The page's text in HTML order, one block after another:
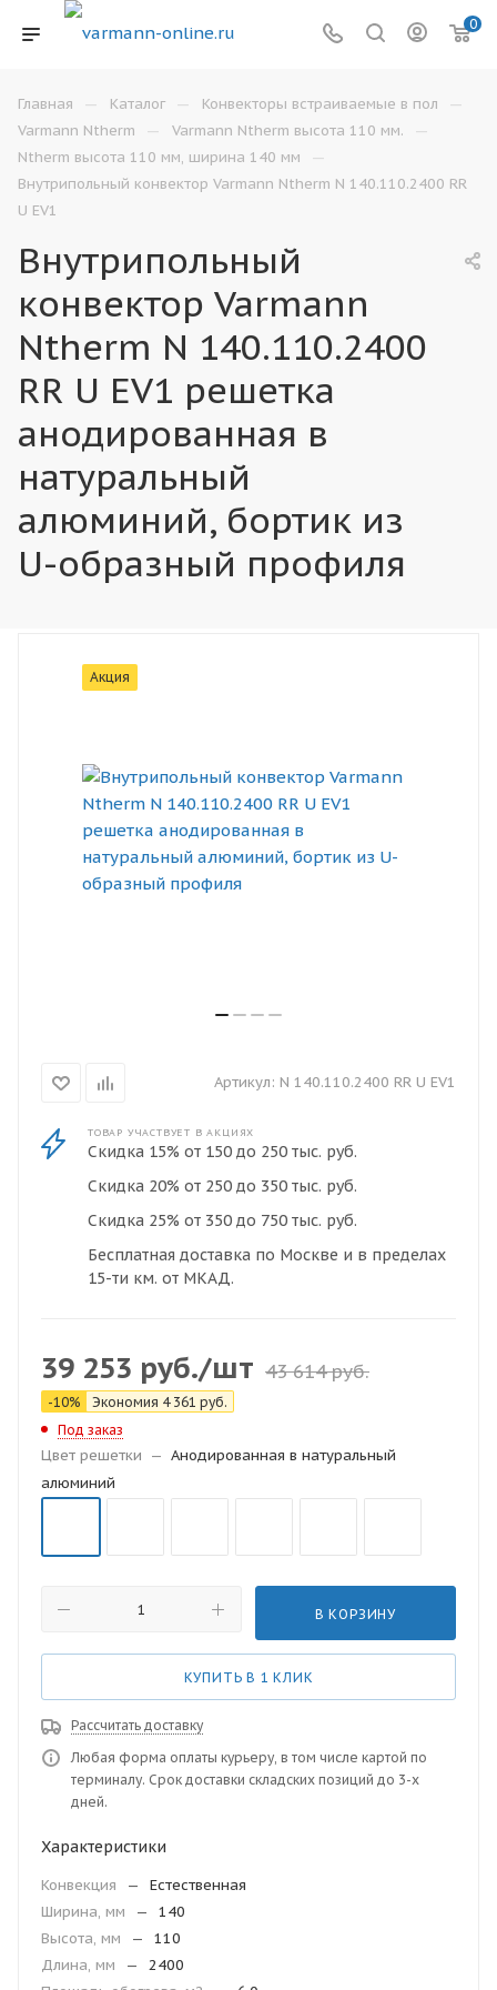
0
Главная — Каталог — Конвекторы встраиваемые в пол —
Varmann Ntherm — Varmann Ntherm высота 110 мм. —
Ntherm высота 110 мм, ширина 140 мм —
Внутрипольный конвектор Varmann Ntherm N 140.110.2400 RR
U EV1
Внутрипольный
конвектор Varmann
Ntherm N 140.110.2400
RR U EV1 решетка
анодированная в
натуральный
алюминий, бортик из
U-образный профиля
Акция
Артикул: N 140.110.2400 RR U EV1
ТОВАР УЧАСТВУЕТ В АКЦИЯХ
Скидка 15% от 150 до 250 тыс. руб.
Скидка 20% от 250 до 350 тыс. руб.
Скидка 25% от 350 до 750 тыс. руб.
Бесплатная доставка по Москве и в пределах
15-ти км. от МКАД.
39 253 руб./шт 43 614руб.
-10% Экономия 4 361 руб.
Под заказ
Цвет решетки — Анодированная в натуральный
алюминий
В КОРЗИНУ
КУПИТЬ В 1 КЛИК
Рассчитать доставку
Любая форма оплаты курьеру, в том числе картой по
терминалу. Срок доставки складских позиций до 3-х
дней.
Характеристики
Конвекция —
Естественная
Ширина, мм
—
140
Высота, мм
—
110
Длина, мм
—
2400